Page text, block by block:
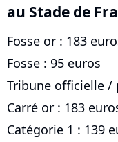
au Stade de
Fosse or : 183
Fosse : 95 euros
Tribune officielle /
Carré or : 183
Catégorie 1 : 139